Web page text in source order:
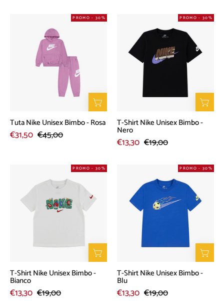
Tuta
Nike
Unisex
Bimbo
-
Rosa
PROMO - 30%
Tuta Nike Unisex Bimbo - Rosa
€31,50 €45,00
Shirt
Nike
Unisex
Nero
PROMO - 30%
T-Shirt Nike Unisex Bimbo -
Nero
€13,30 €19,00
Shirt
Nike
Unisex
Bianco
PROMO - 30%
T-Shirt Nike Unisex Bimbo -
Bianco
€13,30 €19,00
Shirt
Nike
Unisex
Blu
PROMO - 30%
T-Shirt Nike Unisex Bimbo -
Blu
€13,30 €19,00